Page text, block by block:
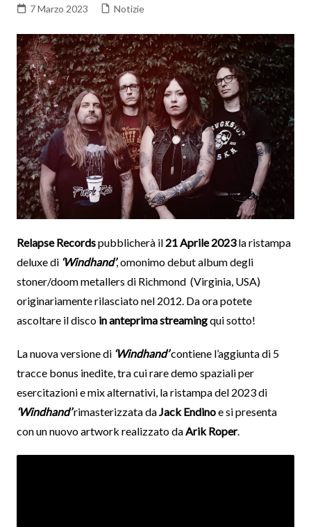
7 Marzo 2023 Notizie
Relapse Recordspubblicherà il 21 Aprile 2023la ristampa
deluxe di ‘Windhand’, omonimo debut album degli
stoner/doom metallers di Richmond (Virginia, USA)
originariamente rilasciato nel 2012. Da ora potete
ascoltare il disco in anteprima streamingqui sotto!
La nuova versione di ‘Windhand’contiene l’aggiunta di 5
tracce bonus inedite, tra cui rare demo spaziali per
esercitazioni e mix alternativi, la ristampa del 2023 di
‘Windhand’rimasterizzata da Jack Endinoe si presenta
con un nuovo artwork realizzato da Arik Roper.